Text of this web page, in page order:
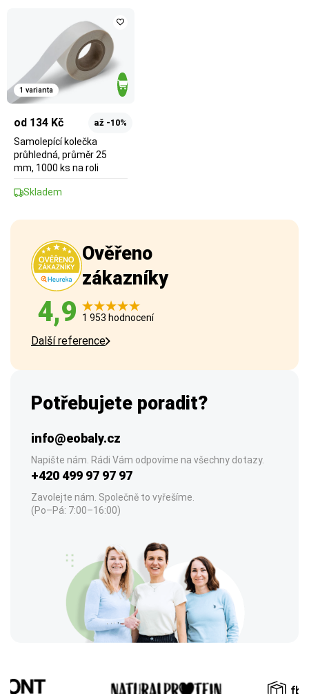
1 varianta
od 134 Kč až -10%
Samolepící kolečka
průhledná, průměr 25
mm, 1000 ks na roli
Skladem
Ověřeno
zákazníky
4,9 1 953 hodnocení
Další reference
Potřebujete poradit?
info@eobaly.cz
Napište nám. Rádi Vám odpovíme na všechny dotazy.
+420 499 97 97 97
Zavolejte nám. Společně to vyřešíme.
(Po–Pá: 7:00–16:00)